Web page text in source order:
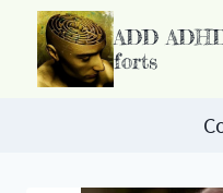
Passer
contenu
ADD
forts